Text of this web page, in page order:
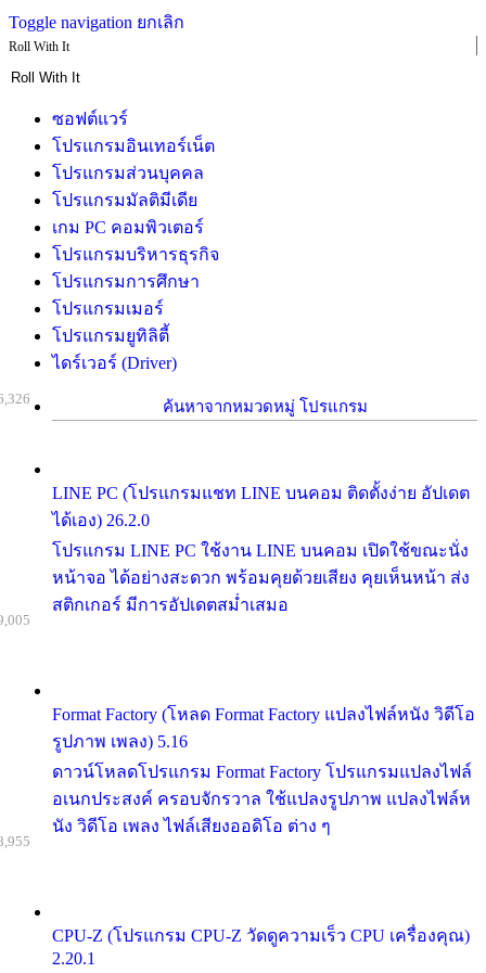
Toggle navigation ยกเลิก
Roll With It
ซอฟต์แวร์
โปรแกรมอินเทอร์เน็ต
โปรแกรมส่วนบุคคล
โปรแกรมมัลติมีเดีย
เกม PC คอมพิวเตอร์
โปรแกรมบริหารธุรกิจ
โปรแกรมการศึกษา
โปรแกรมเมอร์
โปรแกรมยูทิลิตี้
ไดร์เวอร์ (Driver)
ค้นหาจากหมวดหมู่ โปรแกรม
LINE PC (โปรแกรมแชท LINE บนคอม ติดตั้งง่าย อัปเดต
ได้เอง) 26.2.0
โปรแกรม LINE PC ใช้งาน LINE บนคอม เปิดใช้ขณะนั่ง
หน้าจอ ได้อย่างสะดวก พร้อมคุยด้วยเสียง คุยเห็นหน้า ส่ง
สติกเกอร์ มีการอัปเดตสม่ำเสมอ
Format Factory (โหลด Format Factory แปลงไฟล์หนัง วิดีโอ
รูปภาพ เพลง) 5.16
ดาวน์โหลดโปรแกรม Format Factory โปรแกรมแปลงไฟล์
อเนกประสงค์ ครอบจักรวาล ใช้แปลงรูปภาพ แปลงไฟล์ห
นัง วิดีโอ เพลง ไฟล์เสียงออดิโอ ต่าง ๆ
CPU-Z (โปรแกรม CPU-Z วัดดูความเร็ว CPU เครื่องคุณ)
2.20.1